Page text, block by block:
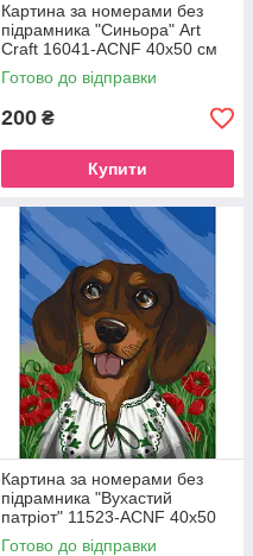
Картина за номерами без
підрамника "Синьора" Art
Craft 16041-ACNF 40х50 см
Готово до відправки
200 ₴
Купити
Картина за номерами без
підрамника "Вухастий
патріот" 11523-ACNF 40х50
см
Готово до відправки